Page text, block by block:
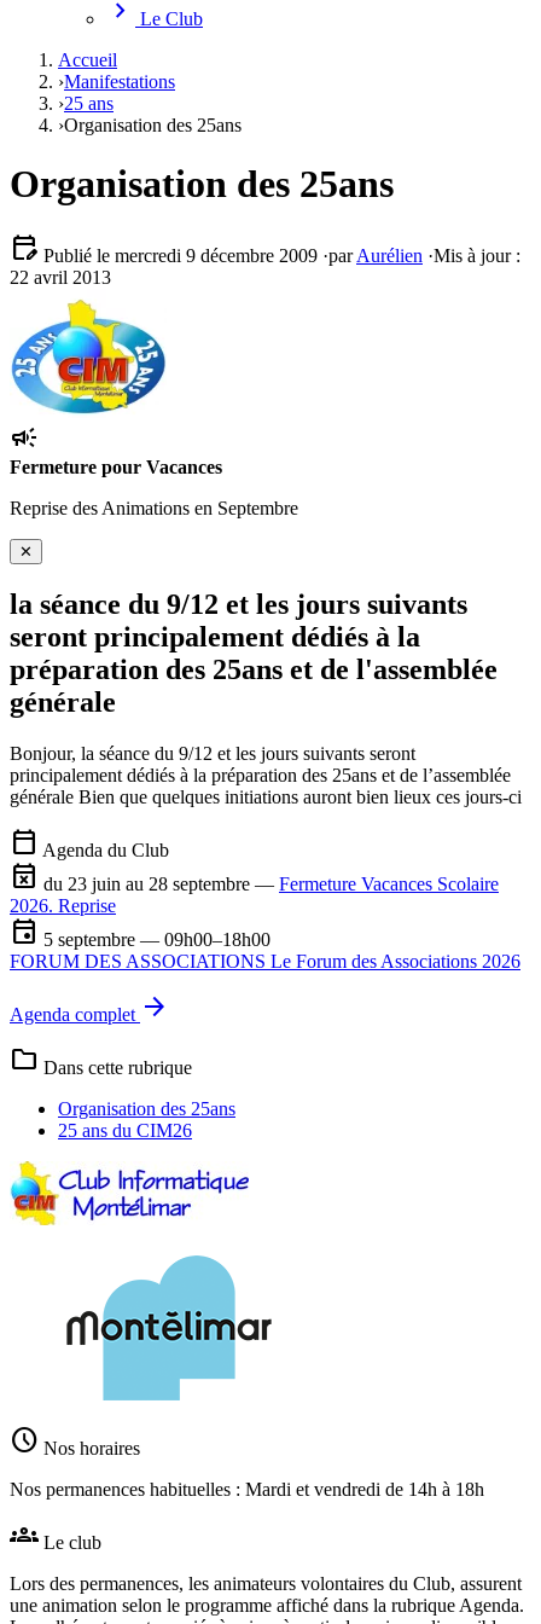
chevron_right
Le Club
Accueil
›Manifestations
›25 ans
›Organisation des 25ans
Organisation des 25ans
edit_calendar Publié le mercredi 9 décembre 2009 ·parAurélien ·Mis à jour :
22 avril 2013
campaign
Fermeture pour Vacances
Reprise des Animations en Septembre
✕
la séance du 9/12 et les jours suivants
seront principalement dédiés à la
préparation des 25ans et de l'assemblée
générale
Bonjour, la séance du 9/12 et les jours suivants seront
principalement dédiés à la préparation des 25ans et de l’assemblée
générale Bien que quelques initiations auront bien lieux ces jours-ci
calendar_today Agenda du Club
event_busy du 23 juin au 28 septembre — Fermeture Vacances Scolaire
2026. Reprise
event 5 septembre — 09h00–18h00
FORUM DES ASSOCIATIONS Le Forum des Associations 2026
Agenda complet arrow_forward
folder Dans cette rubrique
Organisation des 25ans
25 ans du CIM26
schedule Nos horaires
Nos permanences habituelles : Mardi et vendredi de 14h à 18h
groups Le club
Lors des permanences, les animateurs volontaires du Club, assurent
une animation selon le programme affiché dans la rubrique Agenda.